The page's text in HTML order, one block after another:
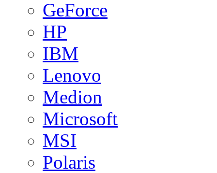
GeForce
HP
IBM
Lenovo
Medion
Microsoft
MSI
Polaris